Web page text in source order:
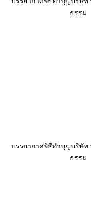
ธรรม
บรรยากาศพิธีทำบุญบริษัท
ธรรม